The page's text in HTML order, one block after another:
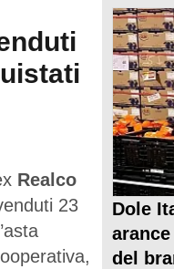
Realco
23
Dole
del